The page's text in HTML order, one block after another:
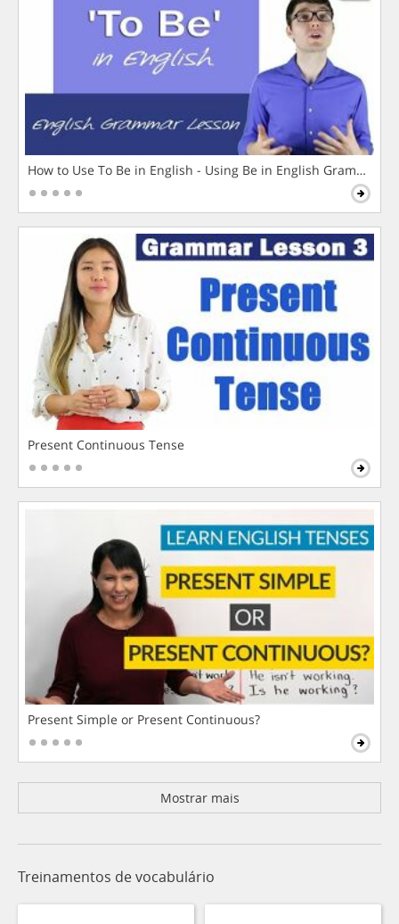
How to Use To Be in English - Using Be in English Grammar
Present Continuous Tense
Present Simple or Present Continuous?
Mostrar mais
Treinamentos de vocabulário